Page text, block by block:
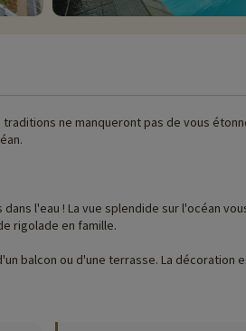
ne manqueront pas de vous
rigolade en famille.
balcon ou d'une terrasse. La décoration